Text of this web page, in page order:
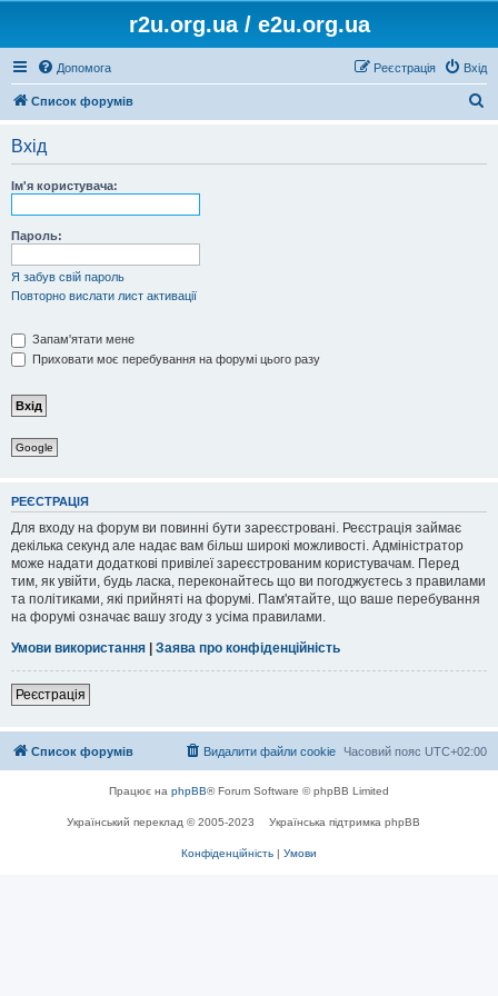
r2u.org.ua / e2u.org.ua
Допомога Вхід
Реєстрація
Список форумів
Вхід
Ім'я користувача:
Пароль:
Я забув свій пароль
Повторно вислати лист активації
Запам'ятати мене
Приховати моє перебування на форумі цього разу
Google
РЕЄСТРАЦІЯ
Для входу на форум ви повинні бути зареєстровані. Реєстрація займає
декілька секунд але надає вам більш широкі можливості. Адміністратор
може надати додаткові привілеї зареєстрованим користувачам. Перед
тим, як увійти, будь ласка, переконайтесь що ви погоджуєтесь з правилами
та політиками, які прийняті на форумі. Пам'ятайте, що ваше перебування
на форумі означає вашу згоду з усіма правилами.
Умови використання | Заява про конфіденційність
Реєстрація
Список форумів Часовий пояс UTC+02:00
Видалити файли cookie
Працює на phpBB® Forum Software © phpBB Limited
Український переклад © 2005-2023 Українська підтримка phpBB
Конфіденційність | Умови